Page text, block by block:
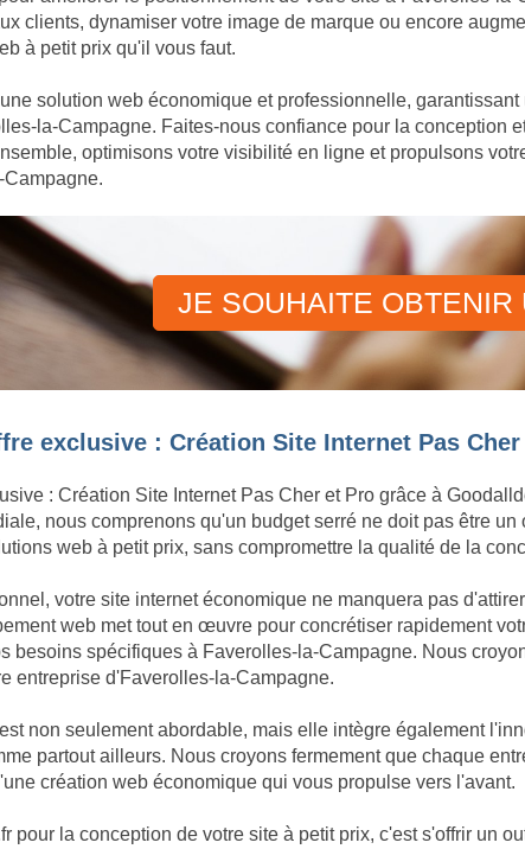
clients, dynamiser votre image de marque ou encore
à petit prix qu'il vous faut.
solution web économique et professionnelle, garantissant
la-Campagne. Faites-nous confiance pour la conception
optimisons votre visibilité en ligne et propulsons
JE SOUHAITE OBTENIR
exclusive : Création Site Internet Pas
: Création Site Internet Pas Cher et Pro grâce à
nous comprenons qu'un budget serré ne doit pas être
web à petit prix, sans compromettre la qualité de la
votre site internet économique ne manquera pas
web met tout en œuvre pour concrétiser rapidement
besoins spécifiques à Faverolles-la-Campagne. Nous
entreprise d'Faverolles-la-Campagne.
non seulement abordable, mais elle intègre également
partout ailleurs. Nous croyons fermement que chaque
création web économique qui vous propulse vers l'avant.
pour la conception de votre site à petit prix, c'est s'offrir un